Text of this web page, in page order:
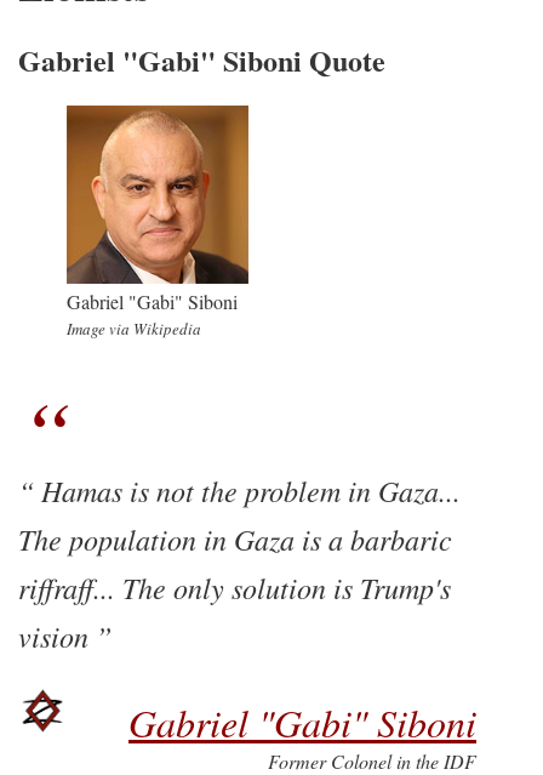
Gabriel "Gabi" Siboni Quote
Gabriel "Gabi" Siboni
Image via Wikipedia
Hamas is not the problem in Gaza...
The population in Gaza is a barbaric
riffraff... The only solution is Trump's
vision
Gabriel "Gabi" Siboni
Former Colonel in the IDF